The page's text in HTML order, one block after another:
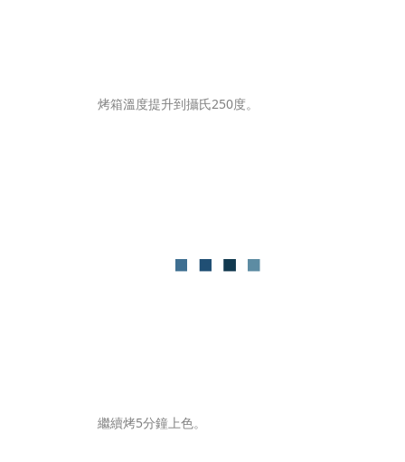
烤箱溫度提升到攝氏250度。
繼續烤5分鐘上色。